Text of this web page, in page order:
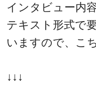
インタビュー内
テキスト形式で
いますので、こ
↓↓↓